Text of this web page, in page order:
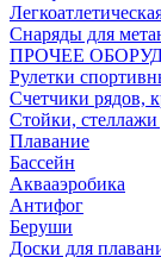
Снаряды для
ПРОЧЕЕ
Рулетки
Счетчики рядов,
Стойки, стеллажи
Плавание
Бассейн
Аквааэробика
Антифог
Беруши
Доски для